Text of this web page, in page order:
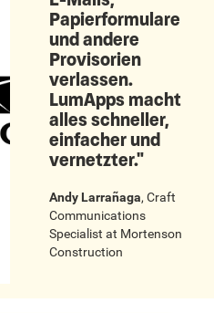
Papierformulare
und andere
Provisorien
verlassen.
LumApps macht
alles schneller,
einfacher und
vernetzter."
Andy Larrañaga, Craft
Communications
Specialist at Mortenson
Construction